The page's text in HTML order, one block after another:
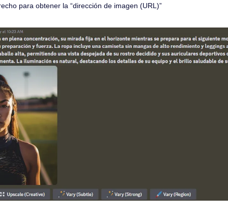
para obtener la “dirección de imagen (URL)”